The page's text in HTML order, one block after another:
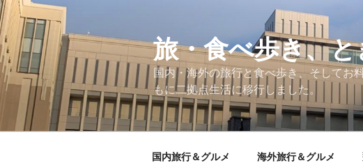
コ
ン
テ
ン
ツ
へ
旅・食べ歩き、
国内・海外の旅行と食べ歩き、そしてお
もに二拠点生活に移行しました。
国内旅行＆グルメ 海外旅行＆グルメ